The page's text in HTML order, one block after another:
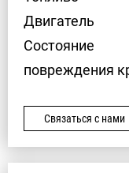
Двигатель
Состояние
повреждения
Связаться с нами